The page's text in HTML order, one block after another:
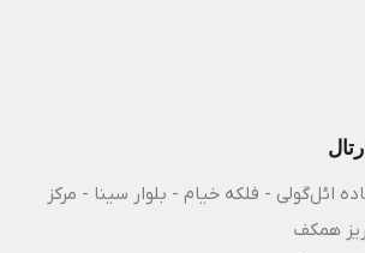
ائل‌گولی - فلکه خیام - بلوار سینا - مرکز
همکف